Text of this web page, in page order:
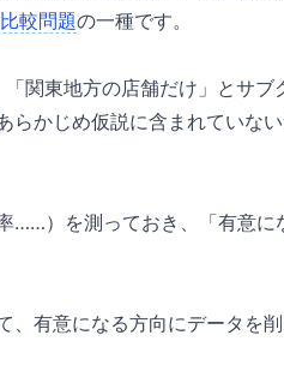
較問題の一種です。
関東地方の店舗だけ」とサブ
かじめ仮説に含まれていない
……）を測っておき、「有意に
、有意になる方向にデータを